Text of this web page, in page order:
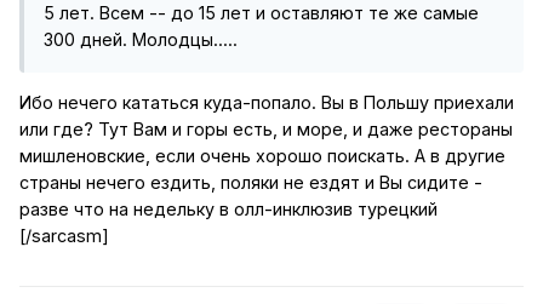
5 лет. Всем -- до 15 лет и оставляют те же самые
300 дней. Молодцы.....
Ибо нечего кататься куда-попало. Вы в Польшу приехали
или где? Тут Вам и горы есть, и море, и даже рестораны
мишленовские, если очень хорошо поискать. А в другие
страны нечего ездить, поляки не ездят и Вы сидите -
разве что на недельку в олл-инклюзив турецкий
[/sarcasm]